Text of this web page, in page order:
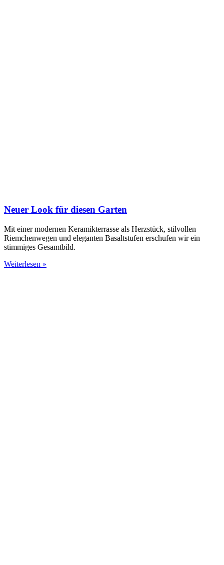
Neuer Look für diesen Garten
Mit einer modernen Keramikterrasse als Herzstück, stilvollen
Riemchenwegen und eleganten Basaltstufen erschufen wir ein
stimmiges Gesamtbild.
Weiterlesen »